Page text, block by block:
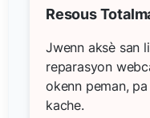
Resous
Jwenn aksè san
reparasyon
okenn peman,
kache.